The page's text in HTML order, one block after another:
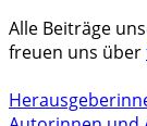
Alle Beiträge
freuen uns über